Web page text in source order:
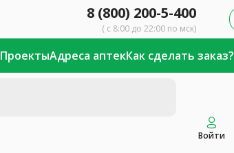
8 (800) 200-5-400
( с 8:00 до 22:00 по мск)
ПроектыАдреса аптекКак сделать заказ?
Войти